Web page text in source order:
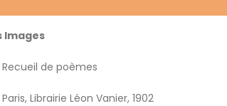
Images
Recueil de poèmes
Paris, Librairie Léon Vanier, 1902